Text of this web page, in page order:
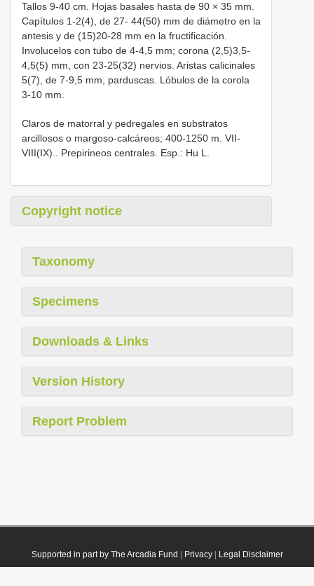
Tallos 9-40 cm. Hojas basales hasta de 90 × 35 mm.
Capítulos 1-2(4), de 27- 44(50) mm de diámetro en la
antesis y de (15)20-28 mm en la fructificación.
Involucelos con tubo de 4-4,5 mm; corona (2,5)3,5-
4,5(5) mm, con 23-25(32) nervios. Aristas calicinales
5(7), de 7-9,5 mm, parduscas. Lóbulos de la corola
3-10 mm.
Claros de matorral y pedregales en substratos
arcillosos o margoso-calcáreos; 400-1250 m. VII-
VIII(IX).. Prepirineos centrales. Esp.: Hu L.
Copyright notice
Taxonomy
Specimens
Downloads & Links
Version History
Report Problem
Supported in part by The Arcadia Fund Privacy| Legal Disclaimer